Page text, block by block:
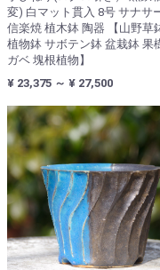
変) 白マット貫入 8号 サナサ
信楽焼 植木鉢 陶器 【山野草
植物鉢 サボテン鉢 盆栽鉢 果
ガベ 塊根植物】
¥ 23,375 ～ ¥ 27,500